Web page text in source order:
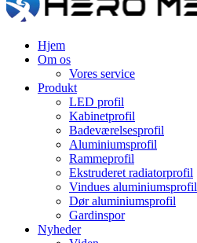
Hjem
Om os
Vores service
Produkt
LED profil
Kabinetprofil
Badeværelsesprofil
Aluminiumsprofil
Rammeprofil
Ekstruderet radiatorprofil
Vindues aluminiumsprofil
Dør aluminiumsprofil
Gardinspor
Nyheder